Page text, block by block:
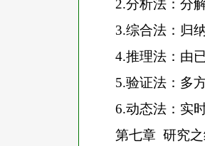
2.分析法：分
3.综合法：归
4.推理法：由
5.验证法：多
6.动态法：实
第七章 研究